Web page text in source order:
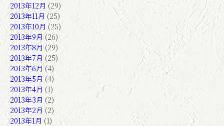
2013年12月 (29)
2013年11月 (25)
2013年10月 (25)
2013年9月 (26)
2013年8月 (29)
2013年7月 (25)
2013年6月 (4)
2013年5月 (4)
2013年4月 (1)
2013年3月 (2)
2013年2月 (2)
2013年1月 (1)